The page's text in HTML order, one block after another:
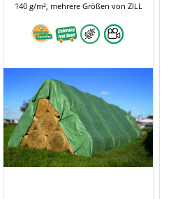
140 g/m², mehrere Größen von ZILL